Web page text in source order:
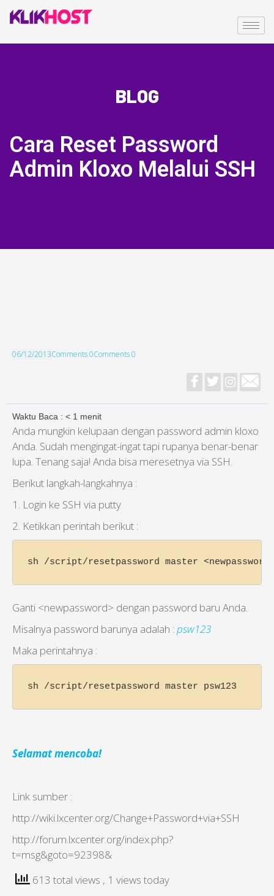
BLOG
Cara Reset Password
Admin Kloxo Melalui SSH
06/12/2013Comments 0Comments 0
Waktu Baca : < 1 menit
Anda mungkin kelupaan dengan password admin kloxo
Anda. Sudah mengingat-ingat tapi rupanya benar-benar
lupa. Tenang saja! Anda bisa meresetnya via SSH.
Berikut langkah-langkahnya :
1. Login ke SSH via putty
2. Ketikkan perintah berikut :
sh /script/resetpassword master
Ganti <newpassword> dengan password baru Anda.
Misalnya password barunya adalah : psw123
Maka perintahnya :
sh /script/resetpassword master psw123
Selamat mencoba!
Link sumber :
http://wiki.lxcenter.org/Change+Password+via+SSH
http://forum.lxcenter.org/index.php?
t=msg&goto=92398&
613 total views , 1 views today